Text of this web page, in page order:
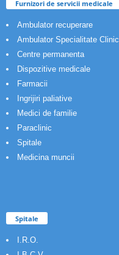
Furnizori de servicii medicale
Ambulator recuperare
Ambulator Specialitate Clinic
Centre permanenta
Dispozitive medicale
Farmacii
Ingrijiri paliative
Medici de familie
Paraclinic
Spitale
Medicina muncii
Spitale
I.R.O.